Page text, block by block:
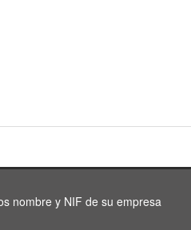
nombre y NIF de su empresa